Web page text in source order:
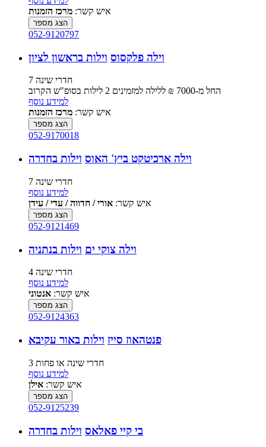
איש קשר: מרכז הזמנות
הצג מספר
052-9120797
וילה פלקסוס וילות בראשון לציון
7 חדרי שינה
החל מ-‏7000 ₪ ללילה למזמינים 2 לילות בסופ"ש הקרוב
למידע נוסף
איש קשר: מרכז הזמנות
הצג מספר
052-9170018
וילה ארכיטקט ביץ' האוס וילות בחדרה
7 חדרי שינה
למידע נוסף
איש קשר: אורי / חדווה / עדי / עידן
הצג מספר
052-9121469
וילה צוקי ים וילות בנתניה
4 חדרי שינה
למידע נוסף
איש קשר: אנטוני
הצג מספר
052-9124363
פנטהאוז סייז וילות באור עקיבא
3 חדרי שינה או פחות
למידע נוסף
איש קשר: אילן
הצג מספר
052-9125239
בי קיי פאלאס וילות בחדרה